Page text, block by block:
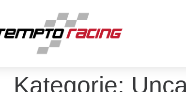
Kategorie: